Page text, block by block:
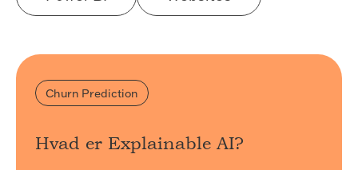
Churn Prediction
Hvad er Explainable AI?